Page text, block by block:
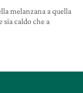
melanzana a quella
sia caldo che a